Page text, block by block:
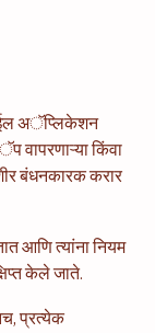
अॅप्लिकेशन
वापरणाऱ्या किंवा
बंधनकारक करार
आणि त्यांना नियम
केले जाते.
प्रत्येक